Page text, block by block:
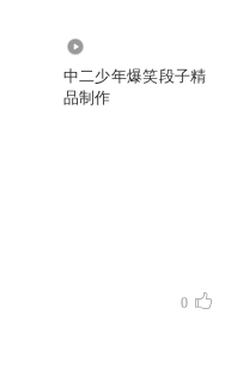
中二少年爆笑段子精
品制作
0